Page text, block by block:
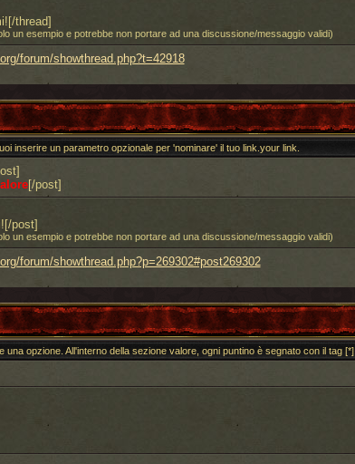
thread]
un esempio e potrebbe non portare ad una discussione/messaggio validi)
forum/showthread.php?t=42918
inserire un parametro opzionale per 'nominare' il tuo link.your link.
[/post]
post]
un esempio e potrebbe non portare ad una discussione/messaggio validi)
forum/showthread.php?p=269302#post269302
opzione. All'interno della sezione valore, ogni puntino è segnato con il tag [*].